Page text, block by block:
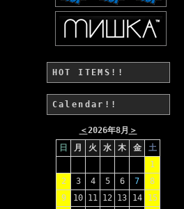
HOT ITEMS!!
Calendar!!
＜2026年8月 ＞
日
月 火 水 木 金
土
1
2
3 4 5 6 7
8
9
10 11 12 13 14
15